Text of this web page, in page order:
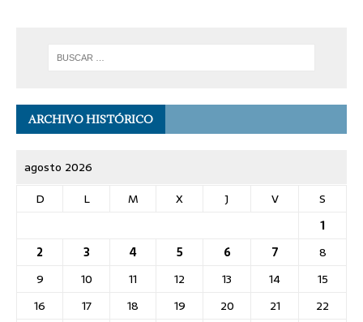
ARCHIVO HISTÓRICO
agosto 2026
D
L M X J V
S
1
2
3 4 5 6 7
8
9
10 11 12 13 14
15
16
17 18 19 20 21
22